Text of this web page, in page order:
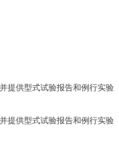
提供型式试验报告和例行实验
提供型式试验报告和例行实验